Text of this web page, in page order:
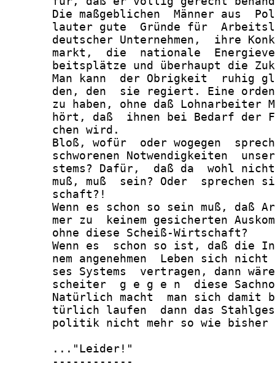
Die maßgeblichen  Männer aus
lauter gute  Gründe für
deutscher Unternehmen,  ihre
markt,  die  nationale
beitsplätze und überhaupt die
Man kann  der Obrigkeit  ruhig
den, den  sie regiert. Eine
zu haben, ohne daß Lohnarbeiter
hört, daß  ihnen bei Bedarf der
       chen wird.
Bloß, wofür  oder wogegen
schworenen Notwendigkeiten
stems? Dafür,  daß da  wohl
muß, muß  sein? Oder  sprechen
       schaft?!
Wenn es schon so sein muß, daß
mer zu  keinem gesicherten
       ohne diese Scheiß-Wirtschaft?
Wenn es  schon so ist, daß die
nem angenehmen  Leben sich
ses Systems  vertragen, dann
scheiter  g e g e n  diese
Natürlich macht  man sich damit
türlich laufen  dann das
politik nicht mehr so wie bisher
       ..."Leider!"
       ------------